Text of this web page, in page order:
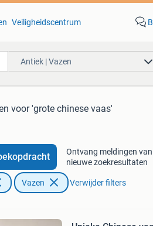
Veiligheidscentrum
Antiek | Vazen
voor 'grote chinese vaas'
Ontvang meldingen van
nieuwe zoekresultaten
Vazen Verwijder filters